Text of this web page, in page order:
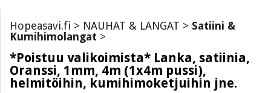
Hopeasavi.fi > NAUHAT & LANGAT > Satiini &
Kumihimolangat >
*Poistuu valikoimista* Lanka, satiinia,
Oranssi, 1mm, 4m (1x4m pussi),
helmitöihin, kumihimoketjuihin jne.